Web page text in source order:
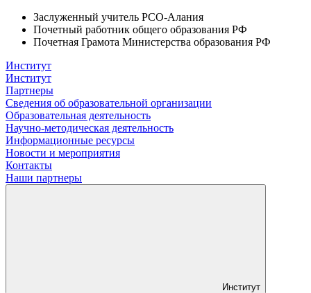
Заслуженный учитель РСО-Алания
Почетный работник общего образования РФ
Почетная Грамота Министерства образования РФ
Институт
Институт
Партнеры
Сведения об образовательной организации
Образовательная деятельность
Научно-методическая деятельность
Информационные ресурсы
Новости и мероприятия
Контакты
Наши партнеры
Институт